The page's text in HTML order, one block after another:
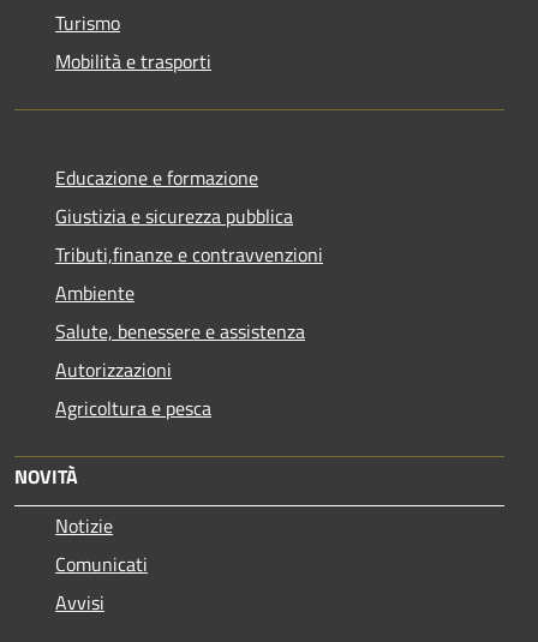
Turismo
Mobilità e trasporti
Educazione e formazione
Giustizia e sicurezza pubblica
Tributi,finanze e contravvenzioni
Ambiente
Salute, benessere e assistenza
Autorizzazioni
Agricoltura e pesca
NOVITÀ
Notizie
Comunicati
Avvisi